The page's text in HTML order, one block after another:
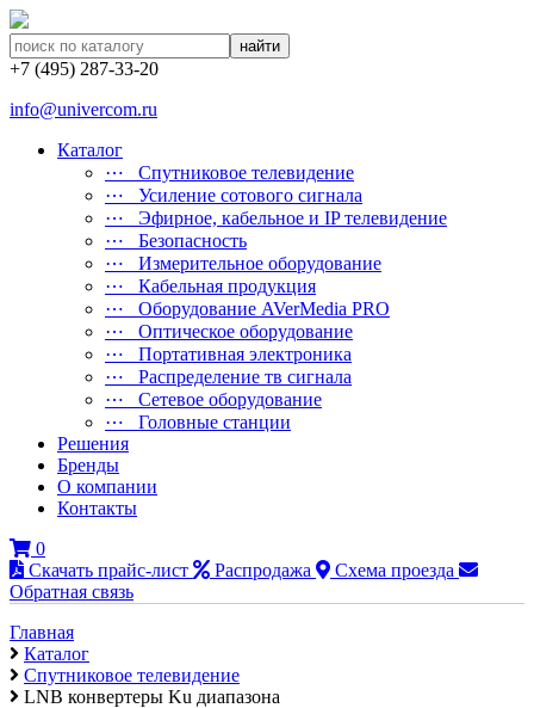
найти
+7 (495) 287-33-20
info@univercom.ru
Каталог
⋯ Cпутниковое телевидение
⋯ Усиление сотового сигнала
⋯ Эфирное, кабельное и IP телевидение
⋯ Безопасность
⋯ Измерительное оборудование
⋯ Кабельная продукция
⋯ Оборудование AVerMedia PRO
⋯ Оптическое оборудование
⋯ Портативная электроника
⋯ Распределение тв сигнала
⋯ Сетевое оборудование
⋯ Головные станции
Решения
Бренды
О компании
Контакты
0
Скачать прайс-лист
Распродажа
Схема проезда
Обратная связь
Главная
Каталог
Cпутниковое телевидение
LNB конвертеры Ku диапазона